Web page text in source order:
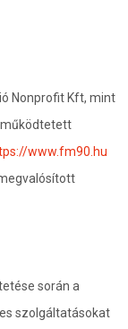
Nonprofit Kft, mint
működtetett
www.fm90.hu
során a
szolgáltatásokat